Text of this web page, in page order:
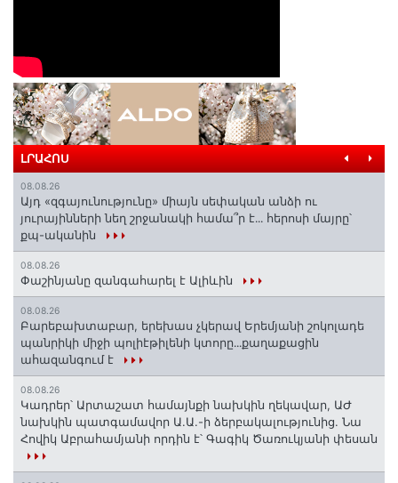
ԼՐԱՀՈՍ
08.08.26
Այդ «զգայունությունը» միայն սեփական անձի ու
յուրայինների նեղ շրջանակի համա՞ր է․․․ հերոսի մայրը՝
քպ-ականին
08.08.26
Փաշինյանը զանգահարել է Ալիևին
08.08.26
Բարեբախտաբար, երեխաս չկերավ Երեմյանի շոկոլադե
պանրիկի միջի պոլիէթիլենի կտորը․․․քաղաքացին
ահազանգում է
08.08.26
Կադրեր՝ Արտաշատ համայնքի նախկին ղեկավար, ԱԺ
նախկին պատգամավոր Ա.Ա.-ի ձերբակալությունից. Նա
Հովիկ Աբրահամյանի որդին է՝ Գագիկ Ծառուկյանի փեսան